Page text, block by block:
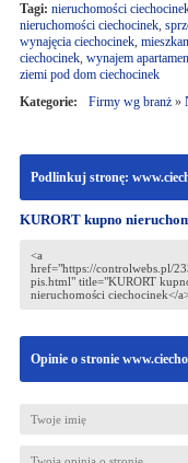
Tagi: nieruchomości
nieruchomości ciechocinek,
wynajęcia ciechocinek,
ciechocinek, wynajem
ziemi pod dom ciechocinek
Kategorie:
Firmy wg branż»
Podlinkuj stronę:
KURORT kupno
Opinie o stronie